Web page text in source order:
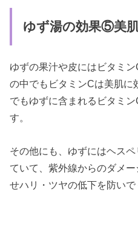
ゆず湯の効果⑤美
ゆずの果汁や皮にはビタミ
の中でもビタミンCは美肌に
でもゆずに含まれるビタミ
す。
その他にも、ゆずにはヘス
ていて、紫外線からのダメ
せハリ・ツヤの低下を防いで